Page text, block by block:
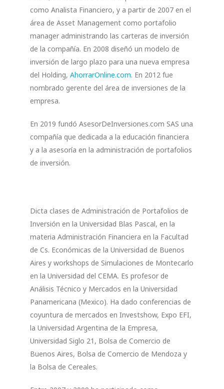
como Analista Financiero, y a partir de 2007 en el
área de Asset Management como portafolio
manager administrando las carteras de inversión
de la compañía. En 2008 diseñó un modelo de
inversión de largo plazo para una nueva empresa
del Holding, AhorrarOnline.com. En 2012 fue
nombrado gerente del área de inversiones de la
empresa.
En 2019 fundó AsesorDeInversiones.com SAS una
compañía que dedicada a la educación financiera
y a la asesoría en la administración de portafolios
de inversión.
Dicta clases de Administración de Portafolios de
Inversión en la Universidad Blas Pascal, en la
materia Administración Financiera en la Facultad
de Cs. Económicas de la Universidad de Buenos
Aires y workshops de Simulaciones de Montecarlo
en la Universidad del CEMA. Es profesor de
Análisis Técnico y Mercados en la Universidad
Panamericana (Mexico). Ha dado conferencias de
coyuntura de mercados en Investshow, Expo EFI,
la Universidad Argentina de la Empresa,
Universidad Siglo 21, Bolsa de Comercio de
Buenos Aires, Bolsa de Comercio de Mendoza y
la Bolsa de Cereales.